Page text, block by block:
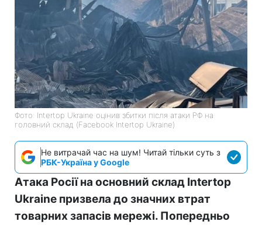
Фото: Intertop Ukraine оцінив збитки після атаки РФ на
головний склад (Facebook Intertop Ukraine)
Не витрачай час на шум! Читай тільки суть з
РБК-Україна у Google
Атака Росії на основний склад Intertop
Ukraine призвела до значних втрат
товарних запасів мережі. Попередньо